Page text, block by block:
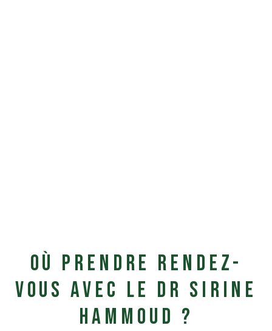
Où prendre rendez-
vous avec le Dr Sirine
Hammoud ?